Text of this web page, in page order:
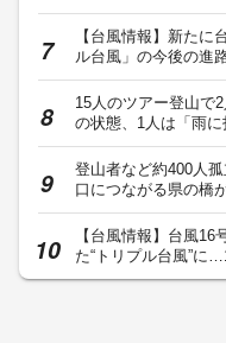
【台風情報】新た
ル台風」の今後の進
15人のツアー登山
の状態、1人は「雨
登山者など約400人
口につながる県の橋
【台風情報】台風
た“トリプル台風”に